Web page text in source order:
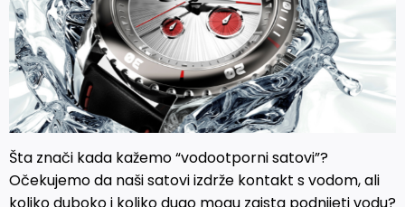
Šta znači kada kažemo “vodootporni satovi”?
Očekujemo da naši satovi izdrže kontakt s vodom, ali